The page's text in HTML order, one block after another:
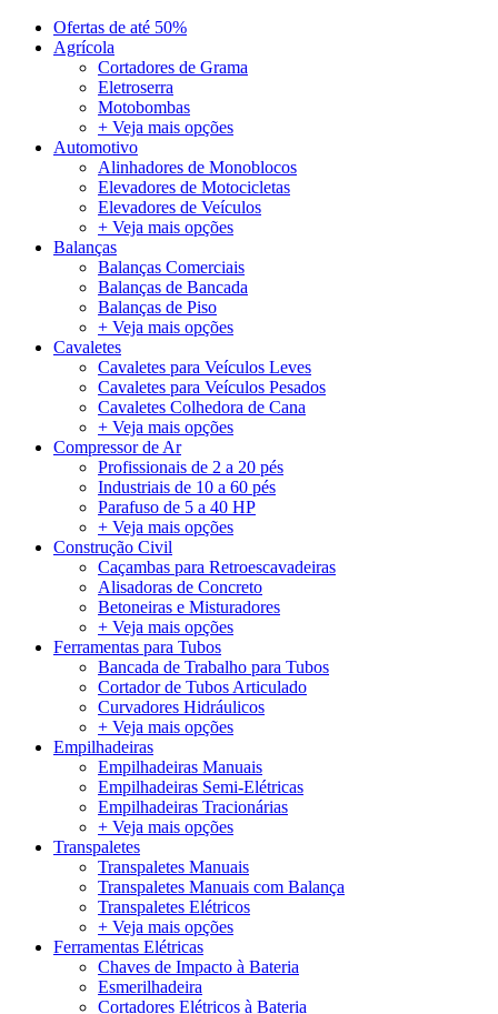
Ofertas de até 50%
Agrícola
Cortadores de Grama
Eletroserra
Motobombas
+ Veja mais opções
Automotivo
Alinhadores de Monoblocos
Elevadores de Motocicletas
Elevadores de Veículos
+ Veja mais opções
Balanças
Balanças Comerciais
Balanças de Bancada
Balanças de Piso
+ Veja mais opções
Cavaletes
Cavaletes para Veículos Leves
Cavaletes para Veículos Pesados
Cavaletes Colhedora de Cana
+ Veja mais opções
Compressor de Ar
Profissionais de 2 a 20 pés
Industriais de 10 a 60 pés
Parafuso de 5 a 40 HP
+ Veja mais opções
Construção Civil
Caçambas para Retroescavadeiras
Alisadoras de Concreto
Betoneiras e Misturadores
+ Veja mais opções
Ferramentas para Tubos
Bancada de Trabalho para Tubos
Cortador de Tubos Articulado
Curvadores Hidráulicos
+ Veja mais opções
Empilhadeiras
Empilhadeiras Manuais
Empilhadeiras Semi-Elétricas
Empilhadeiras Tracionárias
+ Veja mais opções
Transpaletes
Transpaletes Manuais
Transpaletes Manuais com Balança
Transpaletes Elétricos
+ Veja mais opções
Ferramentas Elétricas
Chaves de Impacto à Bateria
Esmerilhadeira
Cortadores Elétricos à Bateria